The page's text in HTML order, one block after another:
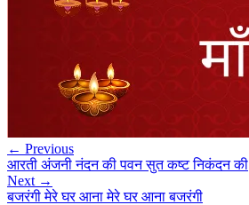
← Previous
आरती अंजनी नंदन की पवन सुत कष्ट निकंदन की
Next →
बजरंगी मेरे घर आना मेरे घर आना बजरंगी